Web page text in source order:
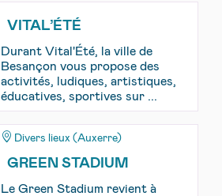
VITAL’ÉTÉ
Durant Vital'Été, la ville de
Besançon vous propose des
activités, ludiques, artistiques,
éducatives, sportives sur ...
Divers lieux (Auxerre)
GREEN STADIUM
Le Green Stadium revient à